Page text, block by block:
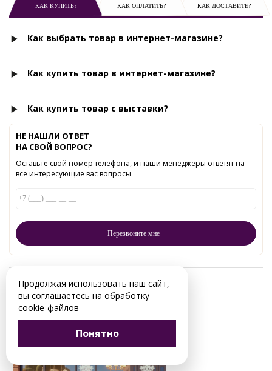
КАК КУПИТЬ? КАК ОПЛАТИТЬ? КАК ДОСТАВИТЕ?
Как выбрать товар в интернет-магазине?
Как купить товар в интернет-магазине?
Как купить товар с выставки?
НЕ НАШЛИ ОТВЕТ
НА СВОЙ ВОПРОС?
Оставьте свой номер телефона, и наши менеджеры ответят на
все интересующие вас вопросы
Читайте в нашем блоге:
Продолжая использовать наш сайт,
вы соглашаетесь на обработку
cookie-файлов
Понятно